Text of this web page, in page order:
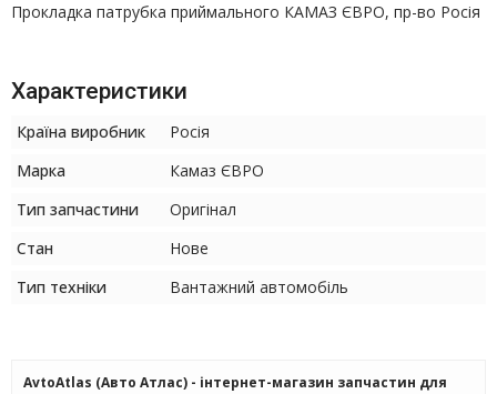
Прокладка патрубка приймального КАМАЗ ЄВРО, пр-во Росія
Характеристики
Країна виробник
Росія
Марка
Камаз ЄВРО
Тип запчастини
Оригінал
Стан
Нове
Тип техніки
Вантажний автомобіль
AvtoAtlas (Авто Атлас) - інтернет-магазин запчастин для